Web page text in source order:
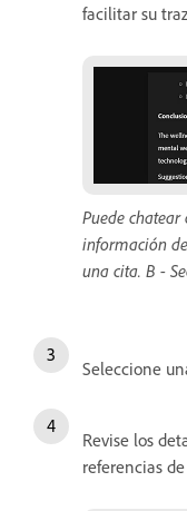
facilitar su
Puede
información
una cita. B -
Seleccione
Revise los
referencias